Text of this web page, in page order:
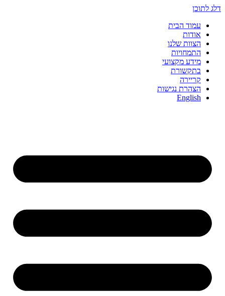
דלג לתוכן
עמוד הבית
אודות
הצוות שלנו
התמחויות
מידע מקצועי
בתקשורת
קריירה
הצהרת נגישות
English